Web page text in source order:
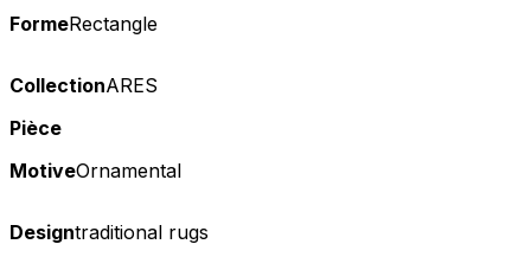
FormeRectangle
CollectionARES
Pièce
MotiveOrnamental
Designtraditional rugs